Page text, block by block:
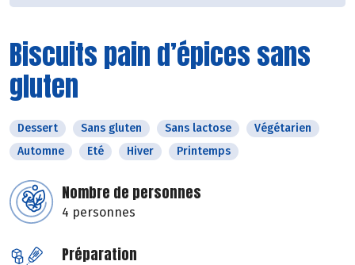
Biscuits pain d’épices sans
gluten
Dessert Sans gluten Sans lactose
Végétarien
Automne
Eté Hiver Printemps
Nombre de personnes
4 personnes
Préparation